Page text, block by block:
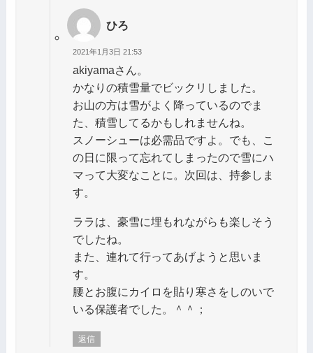
ひろ
2021年1月3日 21:53
akiyamaさん。
かなりの積雪量でビックリしました。
お山の方は雪がよく降っているのでま
た、積雪してるかもしれませんね。
スノーシューは必需品ですよ。でも、こ
の日に限って忘れてしまったので雪にハ
マって大変なことに。次回は、持参しま
す。
ララは、豪雪に埋もれながらも楽しそう
でしたね。
また、連れて行ってあげようと思いま
す。
腰とお腹にカイロを貼り寒さをしのいで
いる保護者でした。＾＾；
返信